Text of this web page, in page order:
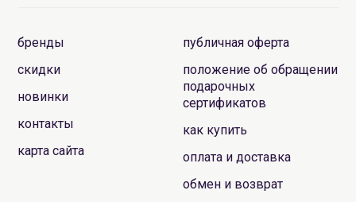
бренды
скидки
новинки
контакты
карта сайта
публичная оферта
положение об обращении
подарочных
сертификатов
как купить
оплата и доставка
обмен и возврат